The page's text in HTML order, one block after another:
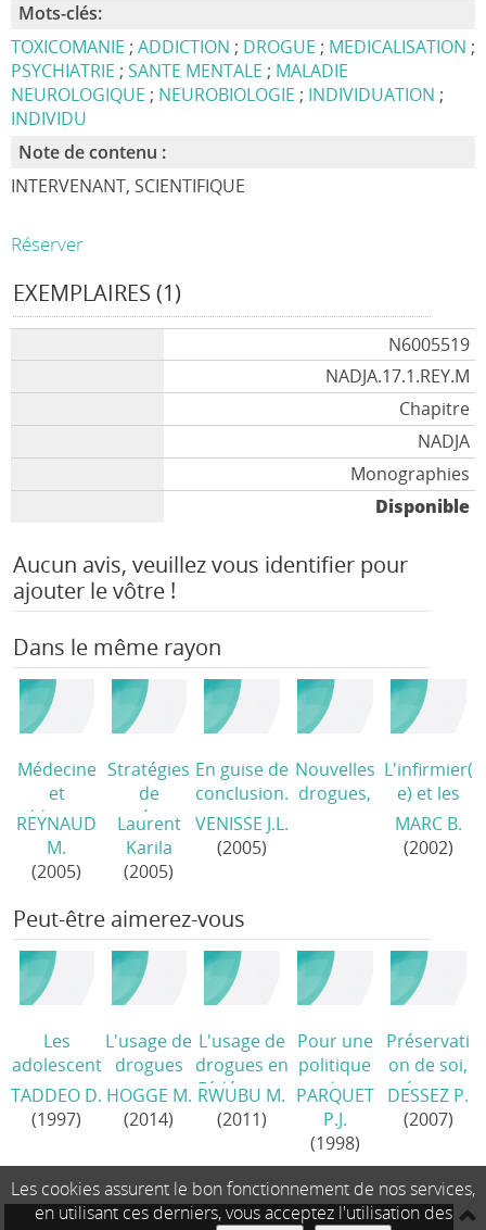
Mots-clés:
TOXICOMANIE ; ADDICTION ; DROGUE ; MEDICALISATION ;
PSYCHIATRIE ; SANTE MENTALE ; MALADIE
NEUROLOGIQUE ; NEUROBIOLOGIE ; INDIVIDUATION ;
INDIVIDU
Note de contenu :
INTERVENANT, SCIENTIFIQUE
Réserver
EXEMPLAIRES (1)
N6005519
NADJA.17.1.REY.M
Chapitre
NADJA
Monographies
Disponible
Aucun avis, veuillez vous identifier pour
ajouter le vôtre !
Dans le même rayon
Médecine
et
addictions
/
REYNAUD
M.
(2005)
Stratégies
de
repérage
précoce de
l'usage
produits
psychoacti
fs
Laurent
Karila
(2005)
En guise de
conclusion.
../
VENISSE J.L.
(2005)
Nouvelles
drogues,
L'infirmier(
e) et les
toxicomani
es.
MARC B.
(2002)
Peut-être aimerez-vous
Les
adolescent
s porteurs
de maladie
/
TADDEO D.
(1997)
L'usage de
drogues
en
Fédération
Bruxelles.
Rapport
2013-2014
HOGGE M.
(2014)
L'usage de
drogues en
Fédération
Wallonie-
Rapport
2011-2012
/
RWUBU M.
(2011)
Pour une
politique
de
prévention
en matière
de
comporte
ments de
PARQUET
P.J.
(1998)
Préservati
on de soi,
prévenanc
e, souci de
l'autre à
l'adolescen
ce/
DESSEZ P.
(2007)
Les cookies assurent le bon fonctionnement de nos services,
en utilisant ces derniers, vous acceptez l'utilisation des